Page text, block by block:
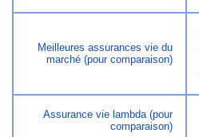
Meilleures assurances vie du
marché (pour comparaison)
Assurance vie lambda (pour
comparaison)